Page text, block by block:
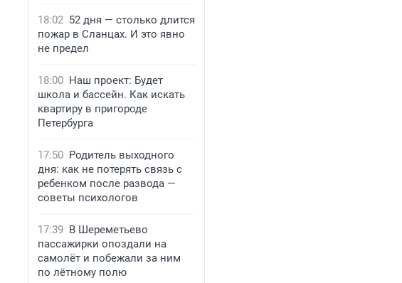
18:02 52 дня — столько длится
пожар в Сланцах. И это явно
не предел
18:00 Наш проект: Будет
школа и бассейн. Как искать
квартиру в пригороде
Петербурга
17:50 Родитель выходного
дня: как не потерять связь с
ребенком после развода —
советы психологов
17:39 В Шереметьево
пассажирки опоздали на
самолёт и побежали за ним
по лётному полю